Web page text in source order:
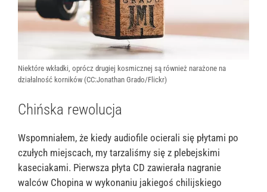
Niektóre wkładki, oprócz drugiej kosmicznej są również narażone na
działalność korników (CC:Jonathan Grado/Flickr)
Chińska rewolucja
Wspomniałem, że kiedy audiofile ocierali się płytami po
czułych miejscach, my tarzaliśmy się z plebejskimi
kaseciakami. Pierwsza płyta CD zawierała nagranie
walców Chopina w wykonaniu jakiegoś chilijskiego